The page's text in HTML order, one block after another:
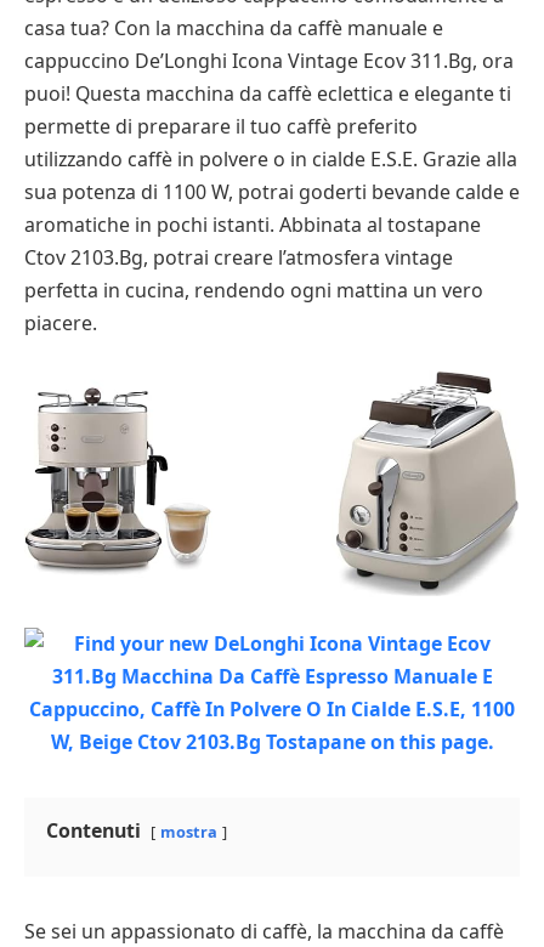
casa tua? Con la macchina da caffè manuale e
cappuccino De’Longhi Icona Vintage Ecov 311.Bg, ora
puoi! Questa macchina da caffè eclettica e elegante ti
permette di preparare il tuo caffè preferito
utilizzando caffè in polvere o in cialde E.S.E. Grazie alla
sua potenza di 1100 W, potrai goderti bevande calde e
aromatiche in pochi istanti. Abbinata al tostapane
Ctov 2103.Bg, potrai creare l’atmosfera vintage
perfetta in cucina, rendendo ogni mattina un vero
piacere.
Contenuti mostra
Se sei un appassionato di caffè, la macchina da caffè